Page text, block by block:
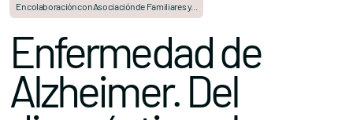
En colaboración con Asociación de Familiares y...
Enfermedad de
Alzheimer. Del